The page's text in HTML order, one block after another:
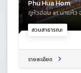
สวนสาธารณะ
Phu Hua Hom
ภูหัวฮ่อม at นาแห้ว
รายละเอียด